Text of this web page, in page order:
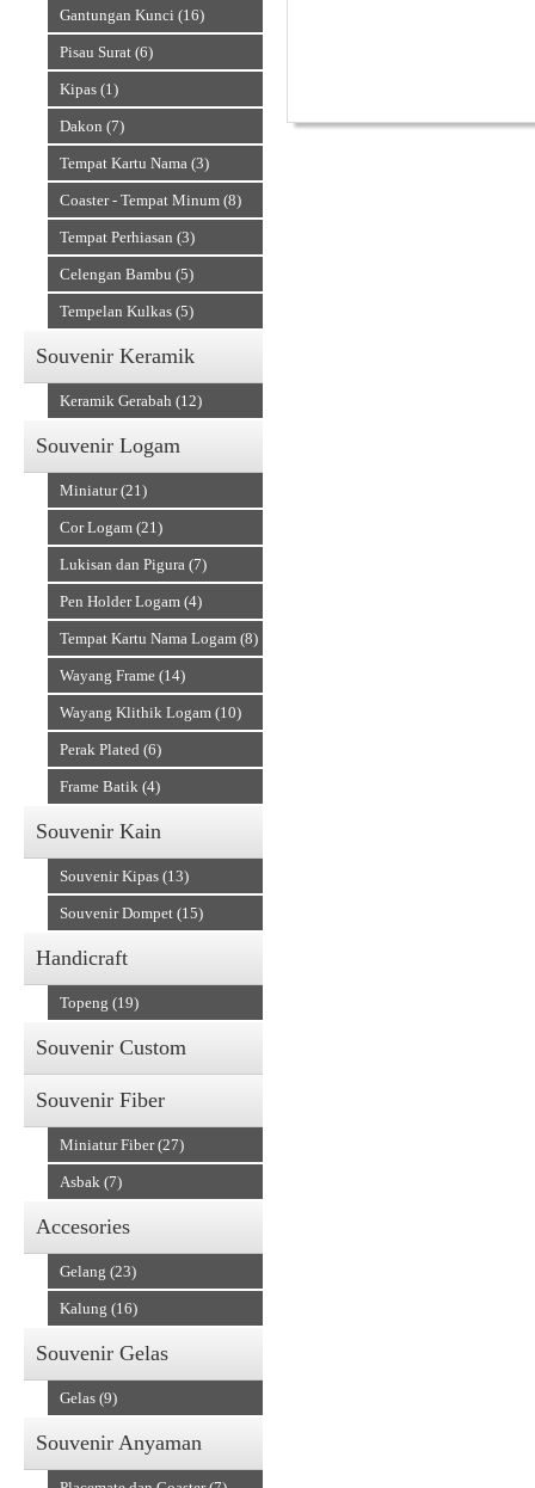
Gantungan Kunci (16)
Pisau Surat (6)
Kipas (1)
Dakon (7)
Tempat Kartu Nama (3)
Coaster - Tempat Minum (8)
Tempat Perhiasan (3)
Celengan Bambu (5)
Tempelan Kulkas (5)
Souvenir Keramik
Keramik Gerabah (12)
Souvenir Logam
Miniatur (21)
Cor Logam (21)
Lukisan dan Pigura (7)
Pen Holder Logam (4)
Tempat Kartu Nama Logam (8)
Wayang Frame (14)
Wayang Klithik Logam (10)
Perak Plated (6)
Frame Batik (4)
Souvenir Kain
Souvenir Kipas (13)
Souvenir Dompet (15)
Handicraft
Topeng (19)
Souvenir Custom
Souvenir Fiber
Miniatur Fiber (27)
Asbak (7)
Accesories
Gelang (23)
Kalung (16)
Souvenir Gelas
Gelas (9)
Souvenir Anyaman